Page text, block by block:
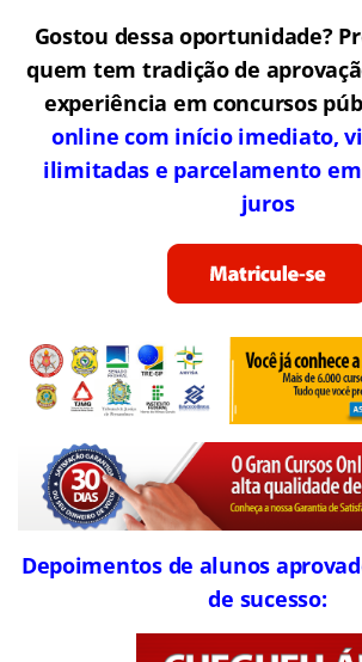
Gostou dessa oportunidade?
quem tem tradição de
experiência em concursos
online com início imediato,
ilimitadas e parcelamento
juros
Depoimentos de alunos
de sucesso: